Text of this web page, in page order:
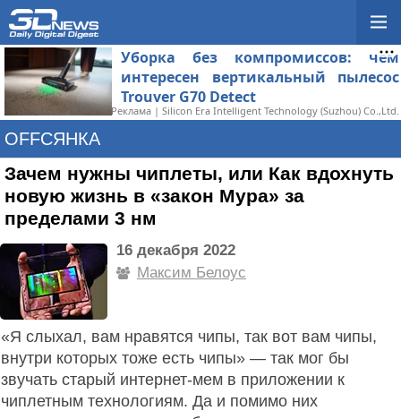
Уборка без компромиссов: чем
интересен вертикальный пылесос
Trouver G70 Detect
Реклама | Silicon Era Intelligent Technology (Suzhou) Co.,Ltd.
OFFСЯНКА
Зачем нужны чиплеты, или Как вдохнуть
новую жизнь в «закон Мура» за
пределами 3 нм
16 декабря 2022
Максим Белоус
«Я слыхал, вам нравятся чипы, так вот вам чипы,
внутри которых тоже есть чипы» — так мог бы
звучать старый интернет-мем в приложении к
чиплетным технологиям. Да и помимо них